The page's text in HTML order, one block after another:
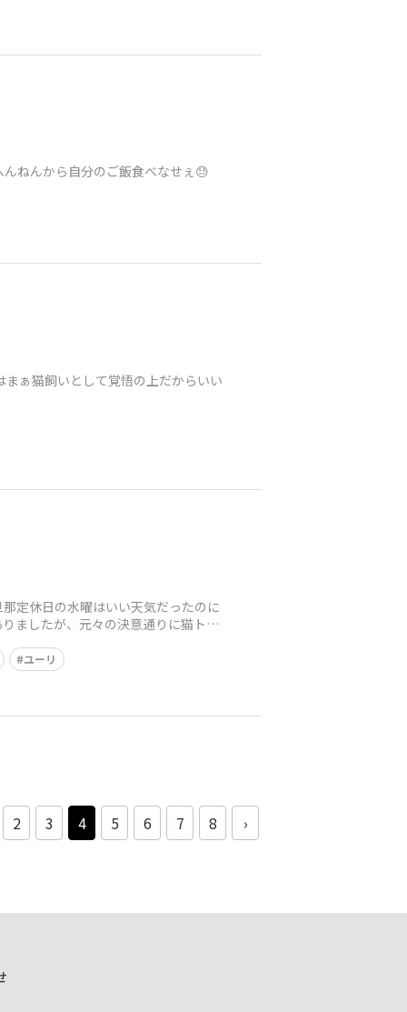
ねんから自分のご飯食べなせぇ😓
ぁ猫飼いとして覚悟の上だからいい
定休日の水曜はいい天気だったのに
ましたが、元々の決意通りに猫トイ
ユーリ
2 3 4 5 6 7 8 ›